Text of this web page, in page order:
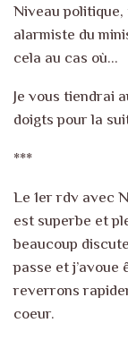
Niveau politique,
alarmiste du
cela au cas où…
Je vous tiendrai
doigts pour la
***
Le 1er rdv avec
est superbe et
beaucoup
passe et j’avoue
reverrons
coeur.